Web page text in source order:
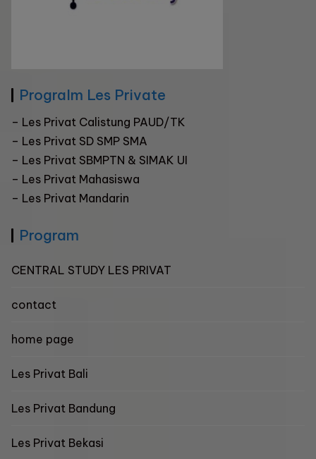
Progralm Les Private
– Les Privat Calistung PAUD/TK
– Les Privat SD SMP SMA
– Les Privat SBMPTN & SIMAK UI
– Les Privat Mahasiswa
– Les Privat Mandarin
Program
CENTRAL STUDY LES PRIVAT
contact
home page
Les Privat Bali
Les Privat Bandung
Les Privat Bekasi